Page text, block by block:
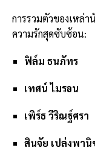
การรวมตัวของเหล่า
ความรักสุดซับซ้อน:
ฟิล์ม ธนภัทร
เทศน์ ไมรอน
เพิร์ธ วีริณฐ์ศรา
สินจัย เปล่งพานิ